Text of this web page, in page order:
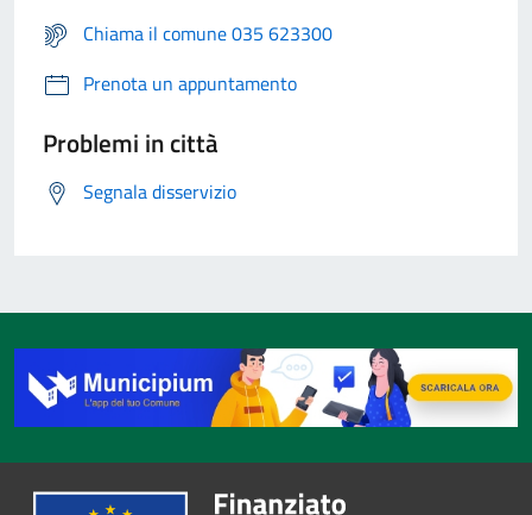
Chiama il comune 035 623300
Prenota un appuntamento
Problemi in città
Segnala disservizio